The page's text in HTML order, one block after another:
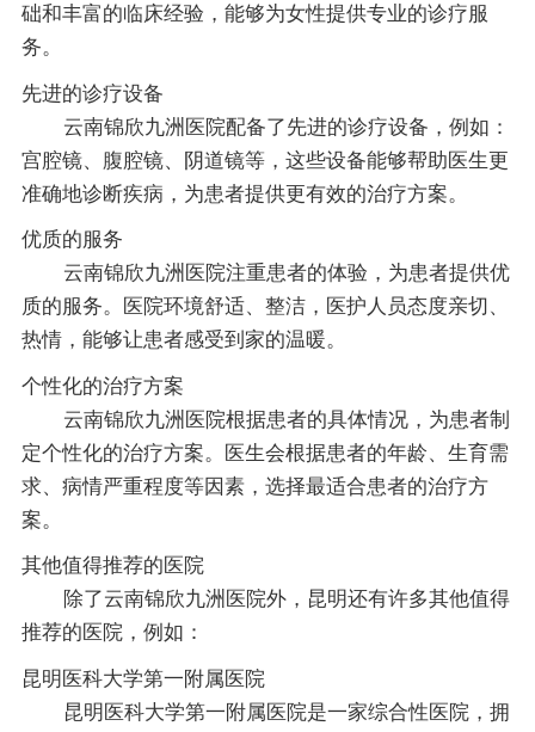
础和丰富的临床经验，能够为女性提供专业的诊疗服
务。
先进的诊疗设备
云南锦欣九洲医院配备了先进的诊疗设备，例如：
宫腔镜、腹腔镜、阴道镜等，这些设备能够帮助医生更
准确地诊断疾病，为患者提供更有效的治疗方案。
优质的服务
云南锦欣九洲医院注重患者的体验，为患者提供优
质的服务。医院环境舒适、整洁，医护人员态度亲切、
热情，能够让患者感受到家的温暖。
个性化的治疗方案
云南锦欣九洲医院根据患者的具体情况，为患者制
定个性化的治疗方案。医生会根据患者的年龄、生育需
求、病情严重程度等因素，选择最适合患者的治疗方
案。
其他值得推荐的医院
除了云南锦欣九洲医院外，昆明还有许多其他值得
推荐的医院，例如：
昆明医科大学第一附属医院
昆明医科大学第一附属医院是一家综合性医院，拥